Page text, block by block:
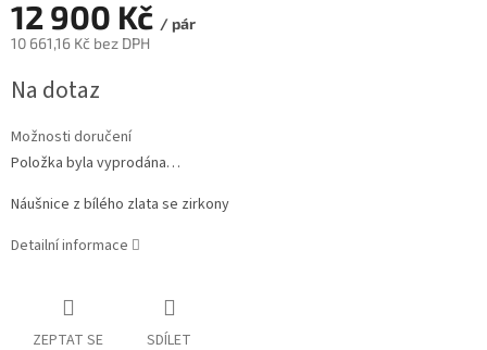
12 900 Kč / pár
10 661,16 Kč bez DPH
cena:
Na dotaz
Možnosti doručení
Položka byla vyprodána…
Náušnice z bílého zlata se zirkony
Detailní informace
ZEPTAT SE SDÍLET